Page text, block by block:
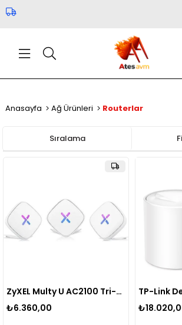
Anasayfa Ağ Ürünleri Routerlar
Sıralama
ZyXEL Multy U AC2100 Tri-Band WiFi Sistemi (Pack of 3)
₺6.360,00